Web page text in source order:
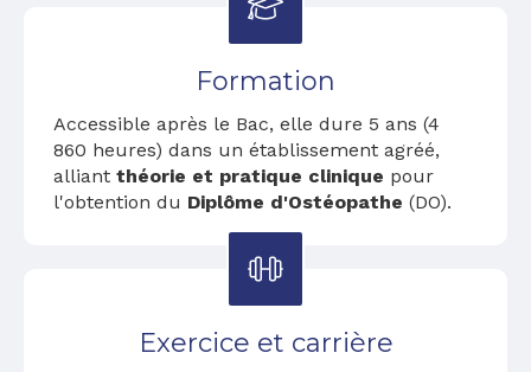
Formation
Accessible après le Bac, elle dure 5 ans (4
860 heures) dans un établissement agréé,
alliant théorie et pratique clinique pour
l'obtention du Diplôme d'Ostéopathe (DO).
Exercice et carrière